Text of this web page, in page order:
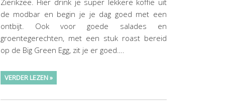
Zierikzee. Hier drink je super lekkere koffie uit
de modbar en begin je je dag goed met een
ontbijt. Ook voor goede salades en
groentegerechten, met een stuk roast bereid
op de Big Green Egg, zit je er goed….
VERDER LEZEN »